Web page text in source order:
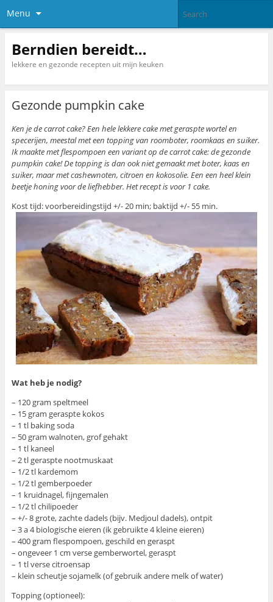
Menu
Berndien bereidt…
lekkere en gezonde recepten uit mijn keuken
Gezonde pumpkin cake
Ken je de carrot cake? Een hele lekkere cake met geraspte wortel en
specerijen, meestal met een topping van roomboter, roomkaas en suiker.
Ik maakte met flespompoen een variant op de carrot cake: de gezonde
pumpkin cake! De topping is dan ook niet gemaakt met boter, kaas en
suiker, maar met cashewnoten, citroen en kokosolie. Een een heel klein
beetje honing voor de liefhebber. Het recept is voor 1 cake.
Kost tijd: voorbereidingstijd +/- 20 min; baktijd +/- 55 min.
Wat heb je nodig?
– 120 gram speltmeel
– 15 gram geraspte kokos
– 1 tl baking soda
– 50 gram walnoten, grof gehakt
– 1 tl kaneel
– 2 tl geraspte nootmuskaat
– 1/2 tl kardemom
– 1/2 tl gemberpoeder
– 1 kruidnagel, fijngemalen
– 1/2 tl chilipoeder
– +/- 8 grote, zachte dadels (bijv. Medjoul dadels), ontpit
– 3 a 4 biologische eieren (ik gebruikte 4 kleine eieren)
– 400 gram flespompoen, geschild en geraspt
– ongeveer 1 cm verse gemberwortel, geraspt
– 1 tl verse citroensap
– klein scheutje sojamelk (of gebruik andere melk of water)
Topping (optioneel):